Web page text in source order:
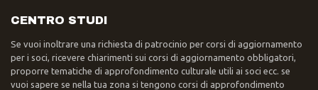
CENTRO STUDI
Se vuoi inoltrare una richiesta di patrocinio per corsi di aggiornamento
per i soci, ricevere chiarimenti sui corsi di aggiornamento obbligatori,
proporre tematiche di approfondimento culturale utili ai soci ecc. se
vuoi sapere se nella tua zona si tengono corsi di approfondimento